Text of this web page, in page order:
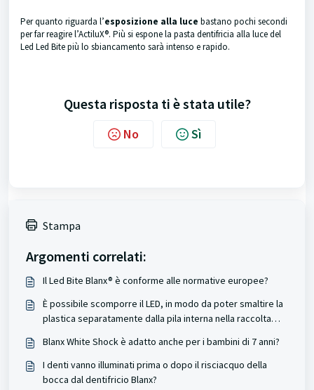
Per quanto riguarda l’esposizione alla luce bastano pochi secondi
per far reagire l’ActiluX®. Più si espone la pasta dentifricia alla luce del
Led Led Bite più lo sbiancamento sarà intenso e rapido.
Questa risposta ti è stata utile?
No Sì
Stampa
Argomenti correlati:
Il Led Bite Blanx® è conforme alle normative europee?
È possibile scomporre il LED, in modo da poter smaltire la
plastica separatamente dalla pila interna nella raccolta
Blanx White Shock è adatto anche per i bambini di 7 anni?
I denti vanno illuminati prima o dopo il risciacquo della
bocca dal dentifricio Blanx?